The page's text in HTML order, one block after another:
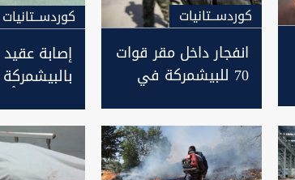
كوردســتانيات
انفجار داخل مقر قوات
70 للبيشمركة في
كوردســتانيات
إصابة عقيد
بإنفجار في
السليمانية